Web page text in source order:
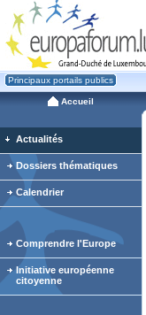
Principaux portails publics
Accueil
Actualités
Dossiers thématiques
Calendrier
Comprendre l'Europe
Initiative européenne
citoyenne